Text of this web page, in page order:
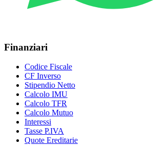
Finanziari
Codice Fiscale
CF Inverso
Stipendio Netto
Calcolo IMU
Calcolo TFR
Calcolo Mutuo
Interessi
Tasse P.IVA
Quote Ereditarie